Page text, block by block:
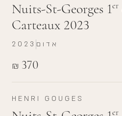
Nuits-St-Georges 1er
Carteaux 2023
₪ 370
2023 אדום
HENRI GOUGES
er